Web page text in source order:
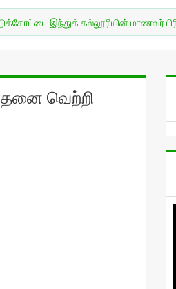
கல்லூரியின் மாணவர் பிரிவுபசார
வெற்றி